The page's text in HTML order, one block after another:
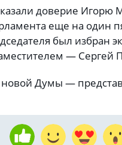
доверие Игорю
еще на один
был избран
— Сергей
Думы —